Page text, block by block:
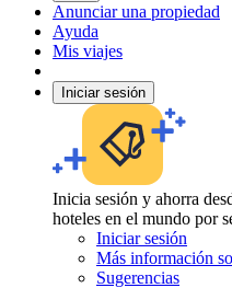
Anunciar una propiedad
Ayuda
Mis viajes
Iniciar sesión
Inicia sesión y ahorra
hoteles en el mundo por
Iniciar sesión
Más información
Sugerencias